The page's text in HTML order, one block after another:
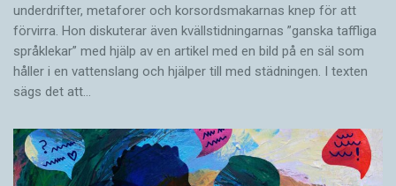
underdrifter, meta­forer och korsords­makarnas knep för att
förvirra. Hon diskuterar även ­kvällstidningarnas ”ganska taffliga
språklekar” med hjälp av en artikel med en bild på en säl som
håller i en vatten­slang och hjälper till med städningen. I ­texten
sägs det att…